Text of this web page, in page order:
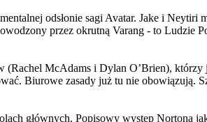
odsłonie sagi Avatar. Jake i Neytiri
przez okrutną Varang - to Ludzie
McAdams i Dylan O’Brien),
Biurowe zasady już tu nie obowiązują.
głównych. Popisowy występ Nortona